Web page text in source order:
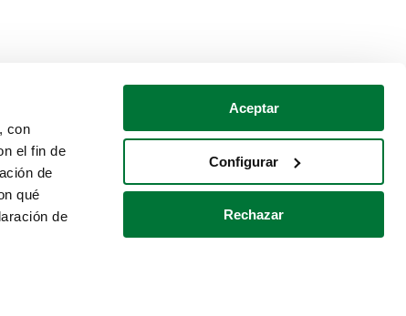
con
el fin de
de
qué
de
Aceptar
Configurar
Rechazar